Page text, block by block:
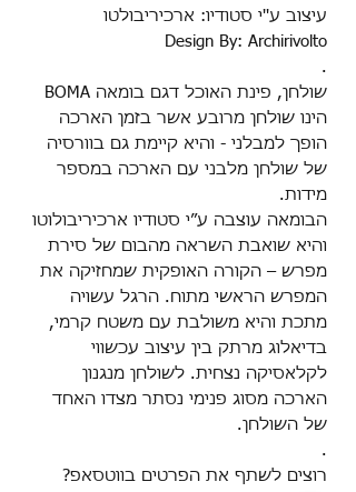
עיצוב ע''י סטודיו: ארכיריבולטו
Design By: Archirivolto
.
‏שולחן, פינת האוכל דגם בומאה BOMA
הינו שולחן מרובע אשר בזמן הארכה
הופך למבלני - והיא קיימת גם בוורסיה
של שולחן מלבני עם הארכה במספר
מידות.
הבומאה עוצבה ע״י סטודיו ארכיריבולוטו
והיא שואבת השראה מהבום של סירת
מפרש – הקורה האופקית שמחזיקה את
המפרש הראשי מתוח. הרגל עשויה
מתכת והיא משולבת עם משטח קרמי,
בדיאלוג מרתק בין עיצוב עכשווי
לקלאסיקה נצחית. לשולחן מנגנון
הארכה מסוג פנימי נסתר מצדו האחד
של השולחן.
.
רוצים לשתף את הפרטים בווטסאפ?